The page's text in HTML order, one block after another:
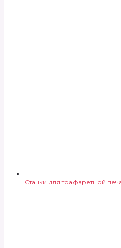
Станки для трафаретной